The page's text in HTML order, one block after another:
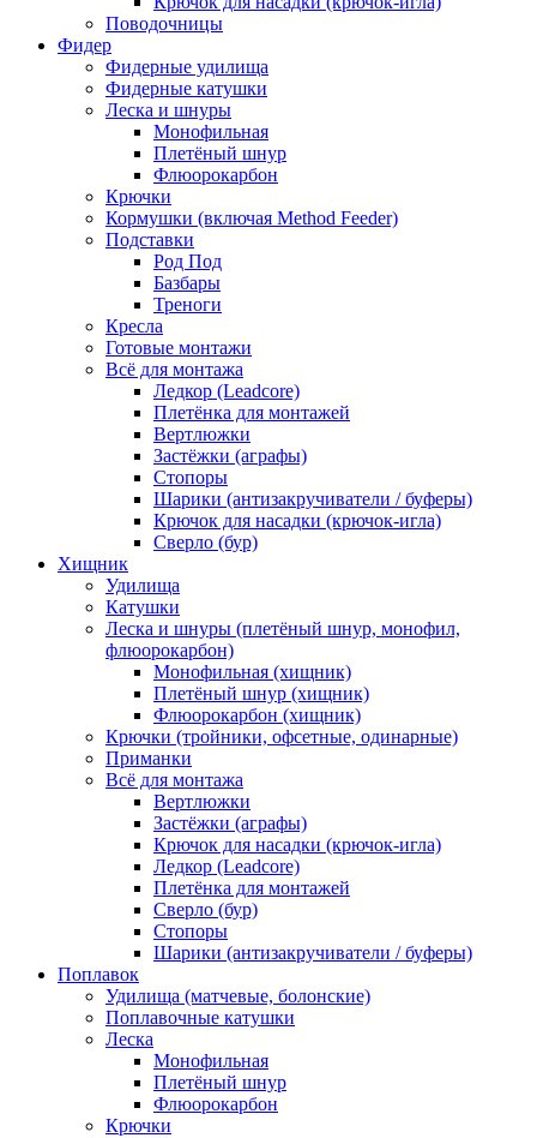
Поводочницы
Фидер
Фидерные удилища
Фидерные катушки
Леска и шнуры
Монофильная
Плетёный шнур
Флюорокарбон
Крючки
Кормушки (включая Method Feeder)
Подставки
Род Под
Базбары
Треноги
Кресла
Готовые монтажи
Всё для монтажа
Ледкор (Leadcore)
Плетёнка для монтажей
Вертлюжки
Застёжки (аграфы)
Стопоры
Шарики (антизакручиватели / буферы)
Крючок для насадки (крючок-игла)
Сверло (бур)
Хищник
Удилища
Катушки
Леска и шнуры (плетёный шнур, монофил,
флюорокарбон)
Монофильная (хищник)
Плетёный шнур (хищник)
Флюорокарбон (хищник)
Крючки (тройники, офсетные, одинарные)
Приманки
Всё для монтажа
Вертлюжки
Застёжки (аграфы)
Крючок для насадки (крючок-игла)
Ледкор (Leadcore)
Плетёнка для монтажей
Сверло (бур)
Стопоры
Шарики (антизакручиватели / буферы)
Поплавок
Удилища (матчевые, болонские)
Поплавочные катушки
Леска
Монофильная
Плетёный шнур
Флюорокарбон
Крючки